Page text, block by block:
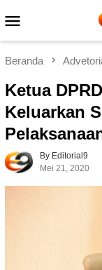
ke
Mobile
Beranda
Ketua
Keluarkan
By Editorial9
Mei 21, 2020